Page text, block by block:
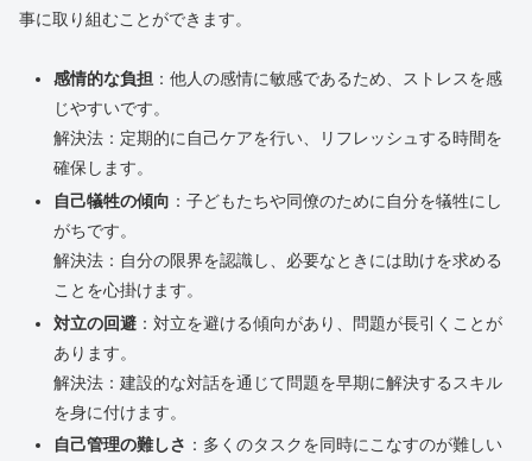
事に取り組むことができます。
感情的な負担 ：他人の感情に敏感であるため、ストレスを感
じやすいです。
解決法：定期的に自己ケアを行い、リフレッシュする時間を
確保します。
自己犠牲の傾向 ：子どもたちや同僚のために自分を犠牲にし
がちです。
解決法：自分の限界を認識し、必要なときには助けを求める
ことを心掛けます。
対立の回避：対立を避ける傾向があり、問題が長引くことが
あります。
解決法：建設的な対話を通じて問題を早期に解決するスキル
を身に付けます。
自己管理の難しさ ：多くのタスクを同時にこなすのが難しい